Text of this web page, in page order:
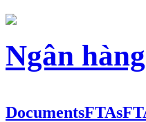
Ngân
DocumentsFTAs